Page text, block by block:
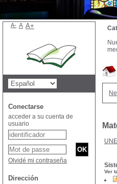
Ver
A- A A+
Conectarse
acceder a su cuenta de
usuario
Olvidé mi contraseña
Dirección